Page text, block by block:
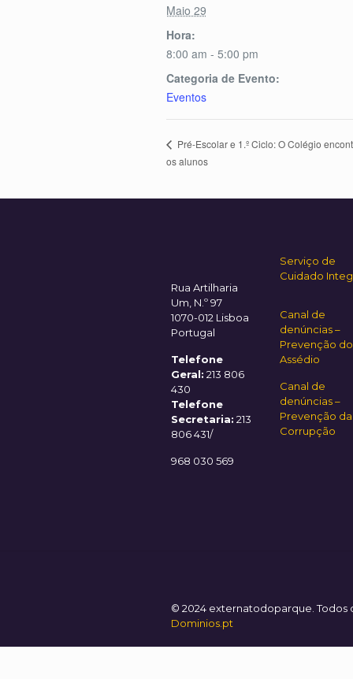
Maio 29
Hora:
8:00 am - 5:00 pm
Categoria de Evento:
Eventos
Pré-Escolar e 1.º Ciclo: O Colégio
os alunos
Rua Artilharia
Um, N.º 97
1070-012 Lisboa
Portugal
Telefone
Geral: 213 806
430
Telefone
Secretaria: 213
806 431/
968 030 569
Serviço de
Cuidado
Canal de
denúncias –
Prevenção do
Assédio
Canal de
denúncias –
Prevenção da
Corrupção
© 2024 externatodoparque. Todos
Dominios.pt